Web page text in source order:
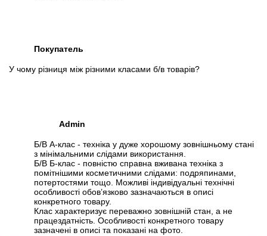
Покупатель
У чому різниця між різними класами б/в товарів?
Admin
Б/В А-клас - техніка у дуже хорошому зовнішньому стані
з мінімальними слідами використання.
Б/В Б-клас - повністю справна вживана техніка з
помітнішими косметичними слідами: подряпинами,
потертостями тощо. Можливі індивідуальні технічні
особливості обов’язково зазначаються в описі
конкретного товару.
Клас характеризує переважно зовнішній стан, а не
працездатність. Особливості конкретного товару
зазначені в описі та показані на фото.